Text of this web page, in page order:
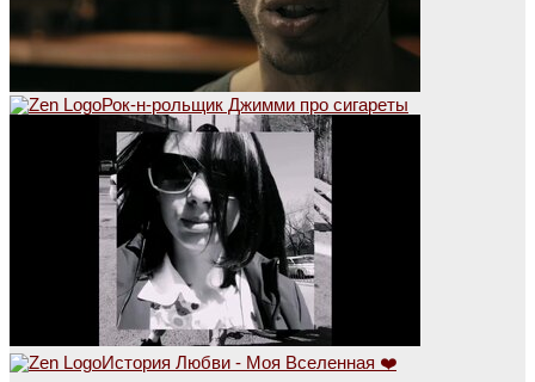
Рок-н-рольщик Джимми про сигареты
История Любви - Моя Вселенная ❤️